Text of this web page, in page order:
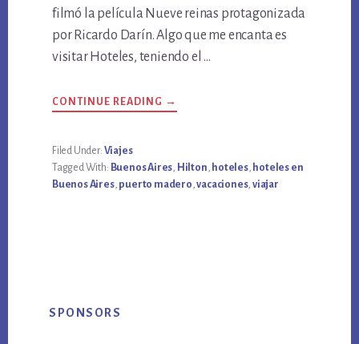
filmó la película Nueve reinas protagonizada
por Ricardo Darín. Algo que me encanta es
visitar Hoteles, teniendo el …
CONTINUE READING ABOUT
VISITANDO
AIRES
→
Filed Under: Viajes
Tagged With: Buenos Aires, Hilton, hoteles, hoteles en
Buenos Aires, puerto madero,vacaciones, viajar
Sidebar
SPONSORS